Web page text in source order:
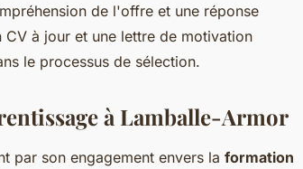
de l'offre et une réponse
à jour et une lettre de motivation
le processus de sélection.
à Lamballe-Armor
par son engagement envers la formation